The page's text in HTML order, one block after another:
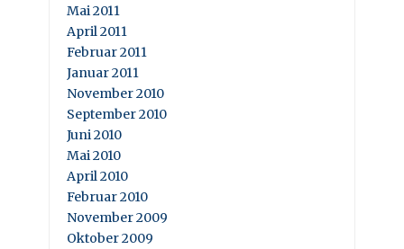
Mai 2011
April 2011
Februar 2011
Januar 2011
November 2010
September 2010
Juni 2010
Mai 2010
April 2010
Februar 2010
November 2009
Oktober 2009